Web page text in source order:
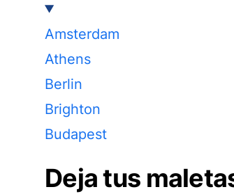
Amsterdam
Athens
Berlin
Brighton
Budapest
Deja tus